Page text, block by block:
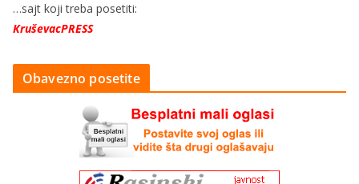
…sajt koji treba posetiti:
KruševacPRESS
Obavezno posetite